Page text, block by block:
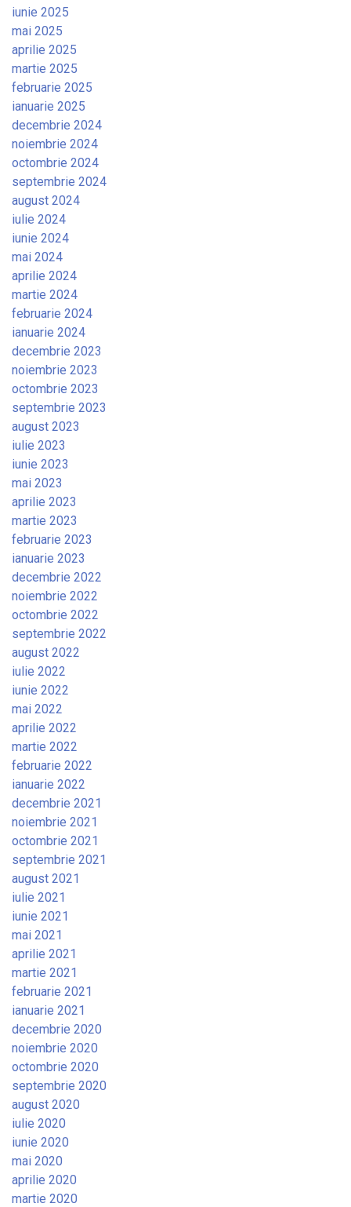
iunie 2025
mai 2025
aprilie 2025
martie 2025
februarie 2025
ianuarie 2025
decembrie 2024
noiembrie 2024
octombrie 2024
septembrie 2024
august 2024
iulie 2024
iunie 2024
mai 2024
aprilie 2024
martie 2024
februarie 2024
ianuarie 2024
decembrie 2023
noiembrie 2023
octombrie 2023
septembrie 2023
august 2023
iulie 2023
iunie 2023
mai 2023
aprilie 2023
martie 2023
februarie 2023
ianuarie 2023
decembrie 2022
noiembrie 2022
octombrie 2022
septembrie 2022
august 2022
iulie 2022
iunie 2022
mai 2022
aprilie 2022
martie 2022
februarie 2022
ianuarie 2022
decembrie 2021
noiembrie 2021
octombrie 2021
septembrie 2021
august 2021
iulie 2021
iunie 2021
mai 2021
aprilie 2021
martie 2021
februarie 2021
ianuarie 2021
decembrie 2020
noiembrie 2020
octombrie 2020
septembrie 2020
august 2020
iulie 2020
iunie 2020
mai 2020
aprilie 2020
martie 2020